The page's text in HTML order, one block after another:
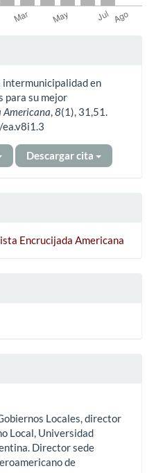
intermunicipalidad en
para su mejor
Americana,8(1), 31,51.
Descargar cita
Encrucijada Americana
Locales, director
Local, Universidad
Director sede
de